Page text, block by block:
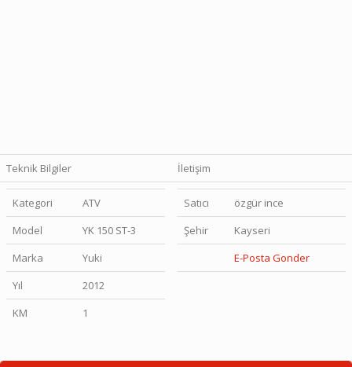
Teknik Bilgiler İletişim
Kategori
ATV
Model
YK 150 ST-3
Marka
Yuki
Yıl
2012
KM
1
Satıcı
özgür ince
Şehir
Kayseri
E-Posta Gonder